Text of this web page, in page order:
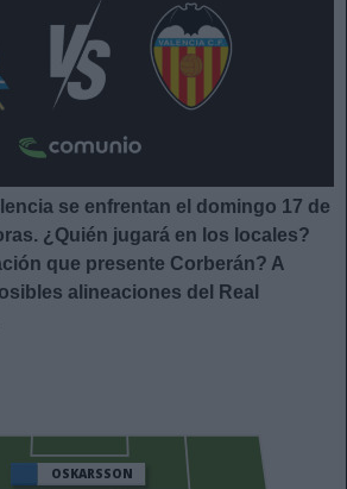
se enfrentan el domingo 17 de
¿Quién jugará en los locales?
que presente Corberán? A
alineaciones del Real
OSKARSSON